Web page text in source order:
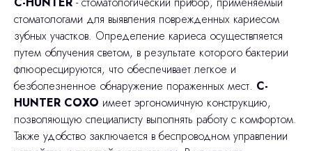
стоматологами для выявления поврежденных кариесом
зубных участков. Определение кариеса осуществляется
путем облучения светом, в результате которого бактерии
флюоресцируются, что обеспечивает легкое и
безболезненное обнаружение пораженных мест. C-
HUNTER COXO имеет эргономичную конструкцию,
позволяющую специалисту выполнять работу с комфортом.
Также удобство заключается в беспроводном управлении